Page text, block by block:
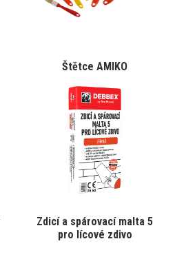
VYBRAT VARIANTU
produktŠtětce AMIKO
VYBRAT VARIANTU
Tento
produkt
Zdicí a spárovací malta 5
pro lícové zdivo